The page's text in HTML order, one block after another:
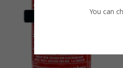
You can